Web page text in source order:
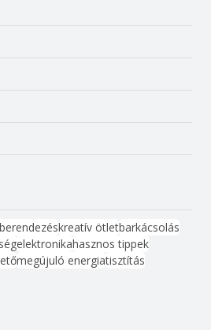
kreatív ötletbarkácsolás
elektronikahasznos tippek
megújuló energiatisztítás